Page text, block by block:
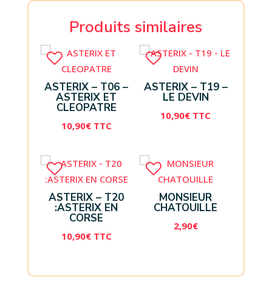
Produits similaires
ASTERIX – T06 –
ASTERIX ET
CLEOPATRE
10,90€ TTC
ASTERIX – T19 –
LE DEVIN
10,90€ TTC
ASTERIX – T20
:ASTERIX EN
CORSE
10,90€ TTC
MONSIEUR
CHATOUILLE
2,90€